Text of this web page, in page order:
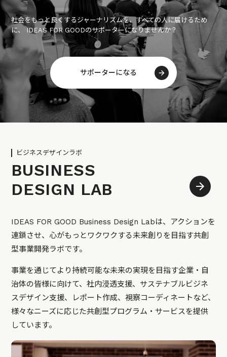
社会をもっと良くするジャーナリズムを、すべての人に届けるため
に、 IDEAS FOR GOODのサポーターになりませんか？
サポーターになる
ビジネスデザインラボ
BUSINESS
DESIGN LAB
IDEAS FOR GOOD Business Design Labは、アクションを
連鎖させ、心がもっとワクワクする未来創りを目指す共創
型事業開発ラボです。
事業を通じてより持続可能な未来の実現を目指す企業・自
治体の皆様に向けて、社内浸透支援、サステナブルビジネ
スデザイン支援、レポート作成、視察コーディネートなど、
様々なニーズに応じた共創型プログラム・サービスを提供
しています。